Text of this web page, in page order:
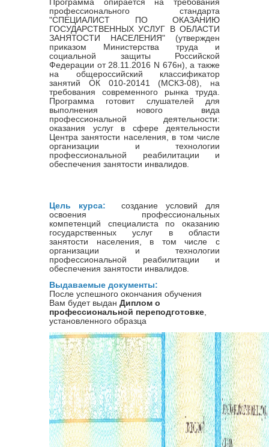
профессионального стандарта
"СПЕЦИАЛИСТ ПО ОКАЗАНИЮ
ГОСУДАРСТВЕННЫХ УСЛУГ В ОБЛАСТИ
ЗАНЯТОСТИ НАСЕЛЕНИЯ" (утвержден
приказом Министерства труда и
социальной защиты Российской
Федерации от 28.11.2016 N 676н), а также
на общероссийский классификатор
занятий ОК 010-20141 (МСКЗ-08), на
требования современного рынка труда.
Программа готовит слушателей для
выполнения нового вида
профессиональной деятельности:
оказания услуг в сфере деятельности
Центра занятости населения, в том числе
организации и технологии
профессиональной реабилитации и
обеспечения занятости инвалидов.
Цель курса: создание условий для
освоения профессиональных
компетенций специалиста по оказанию
государственных услуг в области
занятости населения, в том числе с
организации и технологии
профессиональной реабилитации и
обеспечения занятости инвалидов.
Выдаваемые документы:
После успешного окончания обучения
Вам будет выдан Диплом о
профессиональной переподготовке
установленного образца